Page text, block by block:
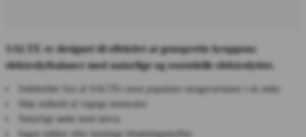
SALTE er designet til effektivt at genoprette kroppens
elektrolytbalance med naturlige og essentielle elektrolytter.
Indeholder fire af SALTEs mest populære smagsvarianter i én æske.
Højt indhold af vigtige mineraler.
Naturligt sødet med stevia.
Ingen sukker eller kunstige tilsætningsstoffer.